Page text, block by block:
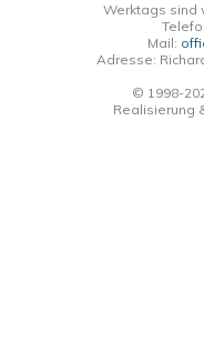
Werktags sind
Mail:
Adresse:
© 1998-
Realisierung